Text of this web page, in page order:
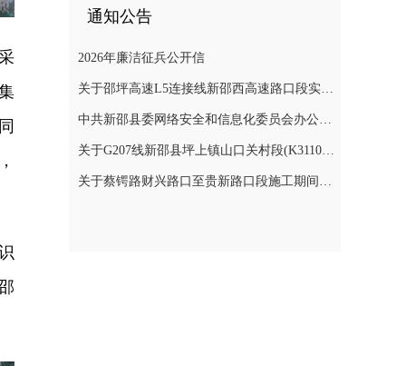
通知公告
2026年廉洁征兵公开信
关于邵坪高速L5连接线新邵西高速路口段实施交通管制的公告
中共新邵县委网络安全和信息化委员会办公室关于巡察整改进展情况的通报
关于G207线新邵县坪上镇山口关村段(K3110+900～K3112+400)公路边坡地质灾害防治工程交通管制的公告
关于蔡锷路财兴路口至贵新路口段施工期间交通管制的通知